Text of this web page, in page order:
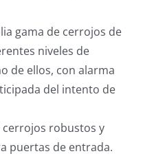
gama de cerrojos de
niveles de
de ellos, con alarma
del intento de
cerrojos robustos y
puertas de entrada.